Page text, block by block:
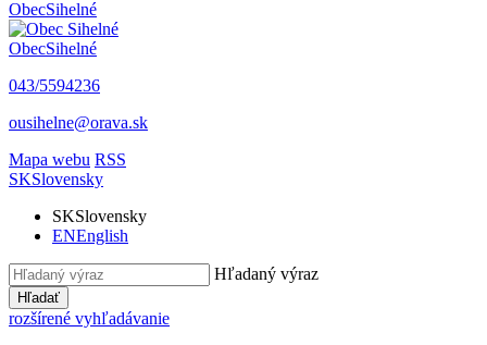
ObecSihelné
ObecSihelné
043/5594236
ousihelne@orava.sk
Mapa webu RSS
SKSlovensky
SKSlovensky
ENEnglish
Hľadaný výraz
Hľadať
rozšírené vyhľadávanie